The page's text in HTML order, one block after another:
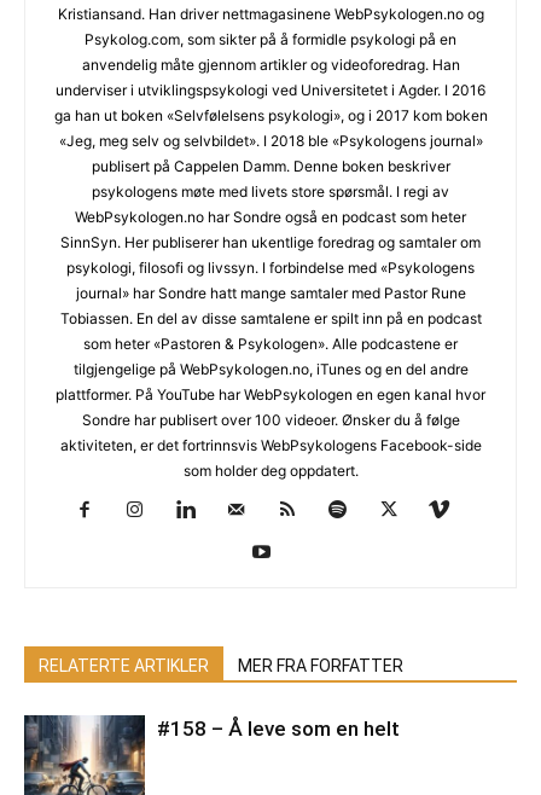
Kristiansand. Han driver nettmagasinene WebPsykologen.no og
Psykolog.com, som sikter på å formidle psykologi på en
anvendelig måte gjennom artikler og videoforedrag. Han
underviser i utviklingspsykologi ved Universitetet i Agder. I 2016
ga han ut boken «Selvfølelsens psykologi», og i 2017 kom boken
«Jeg, meg selv og selvbildet». I 2018 ble «Psykologens journal»
publisert på Cappelen Damm. Denne boken beskriver
psykologens møte med livets store spørsmål. I regi av
WebPsykologen.no har Sondre også en podcast som heter
SinnSyn. Her publiserer han ukentlige foredrag og samtaler om
psykologi, filosofi og livssyn. I forbindelse med «Psykologens
journal» har Sondre hatt mange samtaler med Pastor Rune
Tobiassen. En del av disse samtalene er spilt inn på en podcast
som heter «Pastoren & Psykologen». Alle podcastene er
tilgjengelige på WebPsykologen.no, iTunes og en del andre
plattformer. På YouTube har WebPsykologen en egen kanal hvor
Sondre har publisert over 100 videoer. Ønsker du å følge
aktiviteten, er det fortrinnsvis WebPsykologens Facebook-side
som holder deg oppdatert.
RELATERTE ARTIKLER MER FRA FORFATTER
#158 – Å leve som en helt